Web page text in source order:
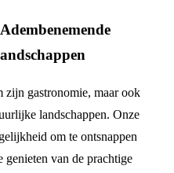
zijn gastronomie, maar ook
landschappen. Onze
om te ontsnappen
genieten van de prachtige